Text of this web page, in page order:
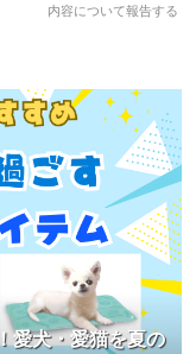
内容について報告する
愛犬・愛猫を夏の